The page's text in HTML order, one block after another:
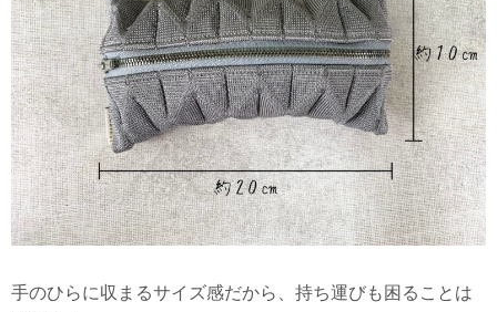
手のひらに収まるサイズ感だから、持ち運びも困ることは